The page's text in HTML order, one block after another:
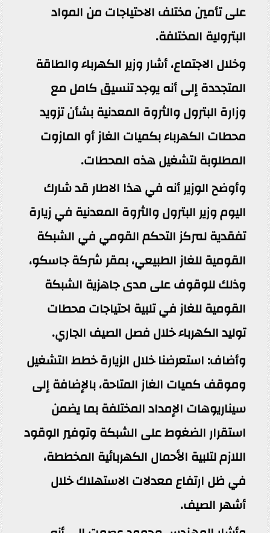
على تأمين مختلف الاحتياجات من المواد
البترولية المختلفة.
وخلال الاجتماع، أشار وزير الكهرباء والطاقة
المتجددة إلى أنه يوجد تنسيق كامل مع
وزارة البترول والثروة المعدنية بشأن تزويد
محطات الكهرباء بكميات الغاز أو المازوت
المطلوبة لتشغيل هذه المحطات.
وأوضح الوزير أنه في هذا الاطار قد شارك
اليوم وزير البترول والثروة المعدنية في زيارة
تفقدية لمركز التحكم القومي في الشبكة
القومية للغاز الطبيعي، بمقر شركة جاسكو،
وذلك للوقوف على مدى جاهزية الشبكة
القومية للغاز في تلبية احتياجات محطات
توليد الكهرباء خلال فصل الصيف الجاري.
وأضاف: استعرضنا خلال الزيارة خطط التشغيل
وموقف كميات الغاز المتاحة، بالإضافة إلى
سيناريوهات الإمداد المختلفة بما يضمن
استقرار الضغوط على الشبكة وتوفير الوقود
اللازم لتلبية الأحمال الكهربائية المخططة،
في ظل ارتفاع معدلات الاستهلاك خلال
أشهر الصيف.